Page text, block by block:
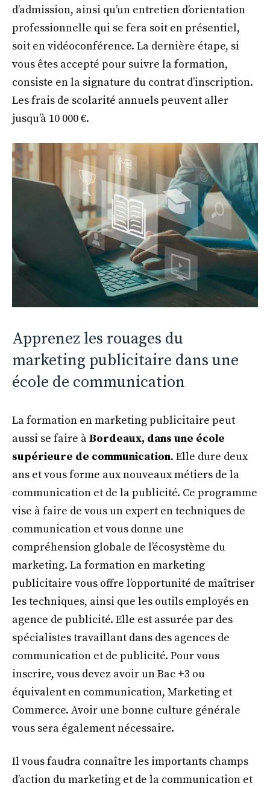
d’admission, ainsi qu’un entretien d’orientation
professionnelle qui se fera soit en présentiel,
soit en vidéoconférence. La dernière étape, si
vous êtes accepté pour suivre la formation,
consiste en la signature du contrat d’inscription.
Les frais de scolarité annuels peuvent aller
jusqu’à 10 000 €.
Apprenez les rouages du
marketing publicitaire dans une
école de communication
La formation en marketing publicitaire peut
aussi se faire àBordeaux, dans une école
supérieure de communication. Elle dure deux
ans et vous forme aux nouveaux métiers de la
communication et de la publicité. Ce programme
vise à faire de vous un expert en techniques de
communication et vous donne une
compréhension globale de l’écosystème du
marketing. La formation en marketing
publicitaire vous offre l’opportunité de maîtriser
les techniques, ainsi que les outils employés en
agence de publicité. Elle est assurée par des
spécialistes travaillant dans des agences de
communication et de publicité. Pour vous
inscrire, vous devez avoir un Bac +3 ou
équivalent en communication, Marketing et
Commerce. Avoir une bonne culture générale
vous sera également nécessaire.
Il vous faudra connaître les importants champs
d’action du marketing et de la communication et